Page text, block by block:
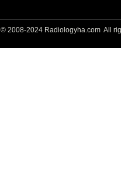
© 2008-2024 Radiologyha.com All